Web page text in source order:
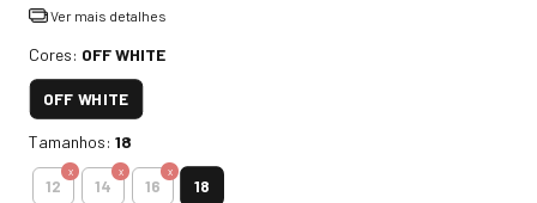
Ver mais detalhes
Cores: OFF WHITE
OFF WHITE
Tamanhos: 18
12 14 16 18